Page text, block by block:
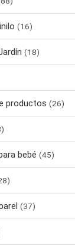
(16)
(18)
productos (26)
bebé (45)
(37)